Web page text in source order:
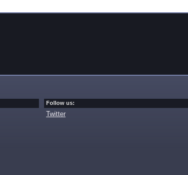
Follow us:
Twitter